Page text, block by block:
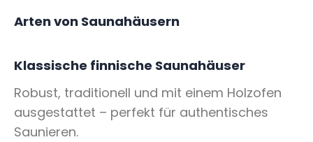
Arten von Saunahäusern
Klassische finnische Saunahäuser
Robust, traditionell und mit einem Holzofen
ausgestattet – perfekt für authentisches
Saunieren.